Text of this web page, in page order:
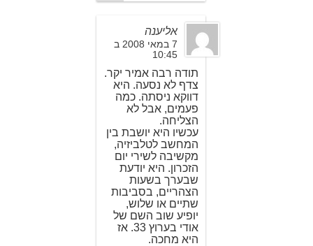
אליענה
7 במאי 2008 ב
10:45
תודה רבה אמיר יקר.
צדף לא נסעה. היא
דווקא ניסתה. כמה
פעמים, אבל לא
הצליחה.
עכשיו היא יושבת בין
המחשב לטלביזיה,
מקשיבה לשירי יום
הזכרון. היא יודעת
שבערך בשעות
הצהריים, בסביבות
שתיים או שלוש,
יופיע שוב השם של
אודי בערוץ 33. אז
היא מחכה.